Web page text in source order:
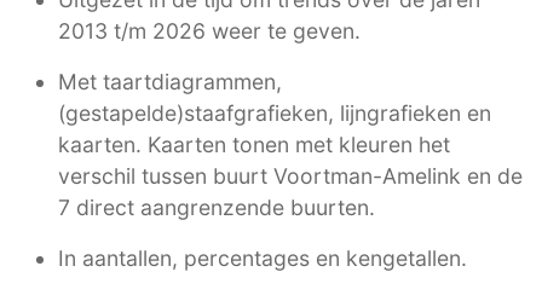
2013 t/m 2026 weer te geven.
Met taartdiagrammen,
(gestapelde)staafgrafieken, lijngrafieken en
kaarten. Kaarten tonen met kleuren het
verschil tussen buurt Voortman-Amelink en de
7 direct aangrenzende buurten.
In aantallen, percentages en kengetallen.